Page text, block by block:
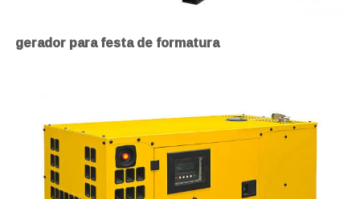
gerador para festa de formatura